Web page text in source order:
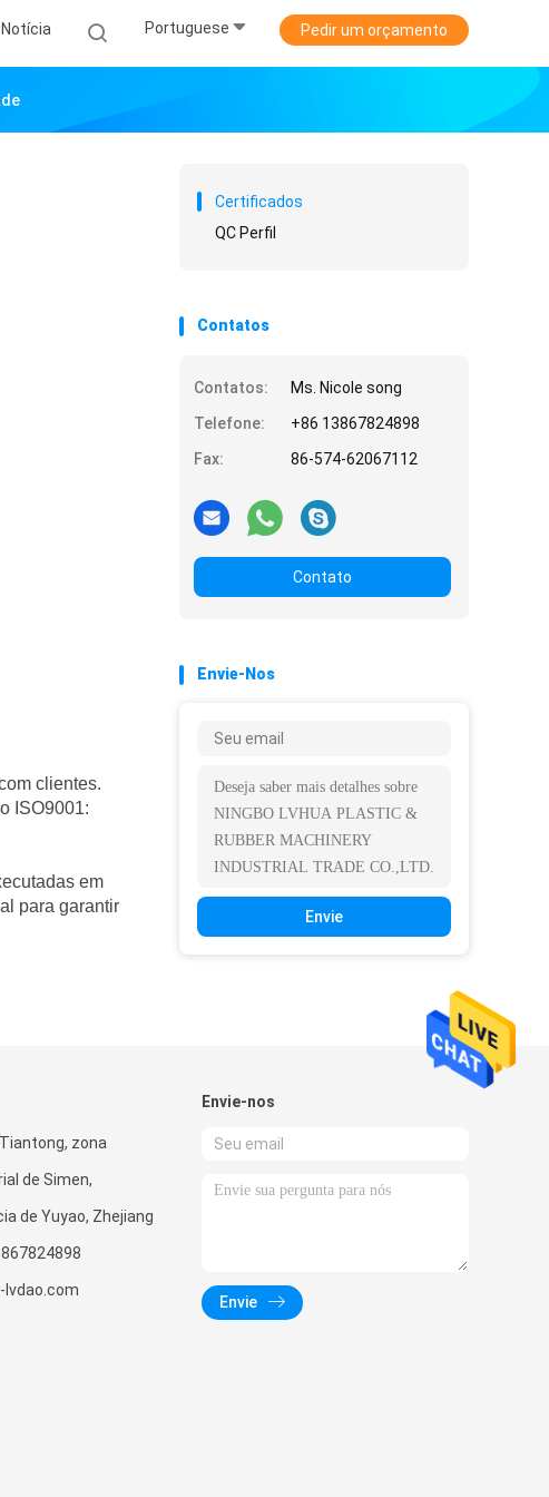
Notícia Portuguese Pedir um orçamento
clientes.
ISO9001:
em
para garantir
Certificados
QC Perfil
Contatos
Contatos:
Ms. Nicole song
Telefone:
+86 13867824898
Fax:
86-574-62067112
Contato
Envie-Nos
Envie
Tiantong, zona
de Simen,
de Yuyao, Zhejiang
lvdao.com
Envie-nos
Envie